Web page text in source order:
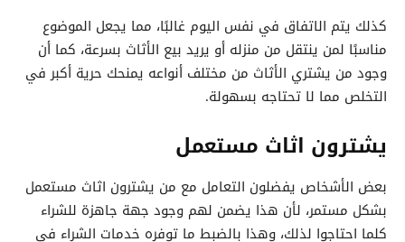
كذلك يتم الاتفاق في نفس اليوم غالبًا، مما يجعل الموضوع
مناسبًا لمن ينتقل من منزله أو يريد بيع الأثاث بسرعة، كما أن
وجود من يشتري الأثاث من مختلف أنواعه يمنحك حرية أكبر في
التخلص مما لا تحتاجه بسهولة.
يشترون اثاث مستعمل
بعض الأشخاص يفضلون التعامل مع من يشترون اثاث مستعمل
بشكل مستمر، لأن هذا يضمن لهم وجود جهة جاهزة للشراء
كلما احتاجوا لذلك، وهذا بالضبط ما توفره خدمات الشراء في